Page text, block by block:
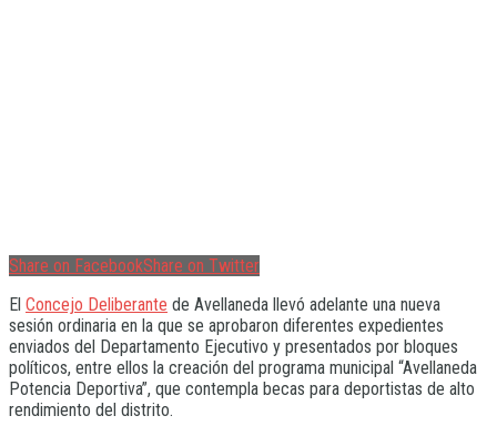
Share on FacebookShare on Twitter
El Concejo Deliberante de Avellaneda llevó adelante una nueva
sesión ordinaria en la que se aprobaron diferentes expedientes
enviados del Departamento Ejecutivo y presentados por bloques
políticos, entre ellos la creación del programa municipal “Avellaneda
Potencia Deportiva”, que contempla becas para deportistas de alto
rendimiento del distrito.